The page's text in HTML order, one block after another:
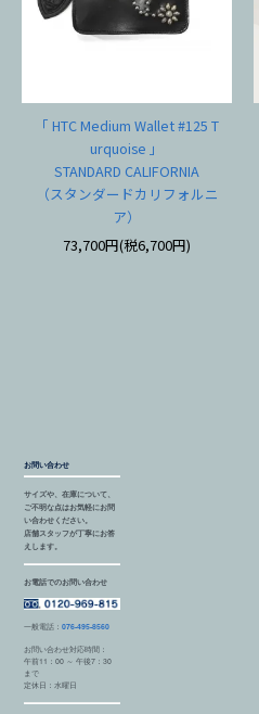
「 HTC Medium Wallet #125 T
urquoise 」
STANDARD CALIFORNIA
（スタンダードカリフォルニ
ア）
73,700円(税6,700円)
お問い合わせ
サイズや、在庫について、
ご不明な点はお気軽にお問
い合わせください。
店舗スタッフが丁寧にお答
えします。
お電話でのお問い合わせ
一般電話：076-495-8560
お問い合わせ対応時間：
午前11：00 ～ 午後7：30
まで
定休日：水曜日